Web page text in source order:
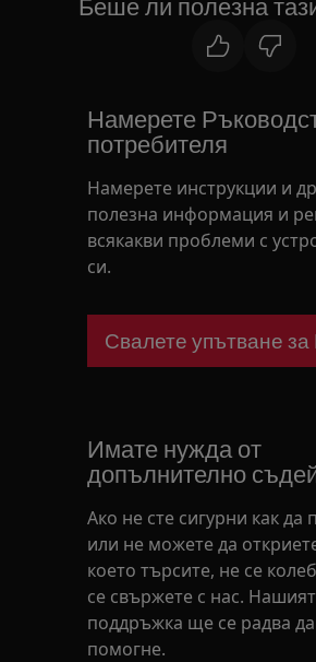
Беше ли полезна
Намерете
потребителя
Намерете инструкции и
полезна информация и
всякакви проблеми с
си.
Имате нужда от
допълнително
Ако не сте сигурни как да
или не можете да
което търсите, не се
се свържете с нас.
поддръжка ще се радва
помогне.